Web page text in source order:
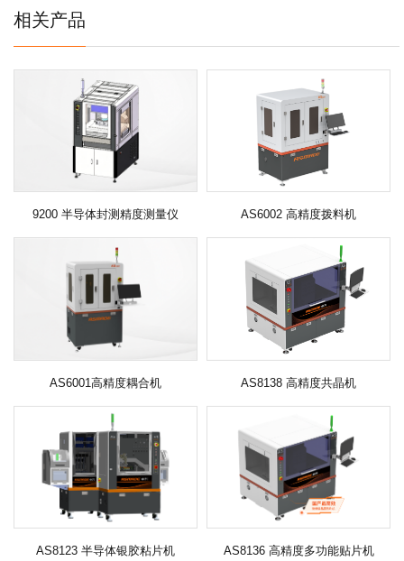
相关产品
9200 半导体封测精度测量仪 AS6002 高精度拨料机
AS6001高精度耦合机 AS8138 高精度共晶机
AS8123 半导体银胶粘片机 AS8136 高精度多功能贴片机